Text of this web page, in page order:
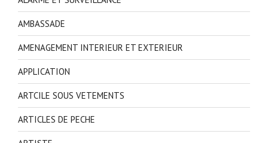
AMBASSADE
AMENAGEMENT INTERIEUR ET EXTERIEUR
APPLICATION
ARTCILE SOUS VETEMENTS
ARTICLES DE PECHE